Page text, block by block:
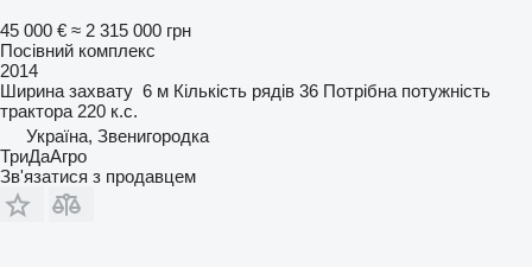
45 000 € ≈ 2 315 000 грн
Посівний комплекс
2014
Ширина захвату 6 м Кількість рядів 36 Потрібна потужність
трактора 220 к.с.
Україна, Звенигородка
ТриДаАгро
Зв'язатися з продавцем